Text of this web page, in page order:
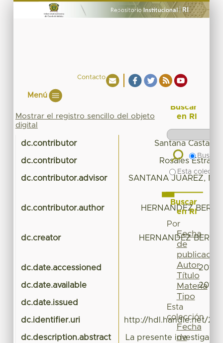
Contacto
Menú
Mostrar el registro sencillo del objeto
digital
dc.contributor Santana
dc.contributor Rosales
dc.contributor.advisor SANTANA JUAREZ,
dc.contributor.author HERNANDEZ
dc.creator HERNANDEZ
dc.date.accessioned 2018-
dc.date.available 2018-
dc.date.issued
dc.identifier.uri http://hdl.handle.net/
dc.description.abstract
La presente
Buscar
en RI
Buscar
Esta
Buscar
en RI
Por
Fecha
de
publicación
Autor
Título
Materia
Tipo
Esta
colección
Fecha
de